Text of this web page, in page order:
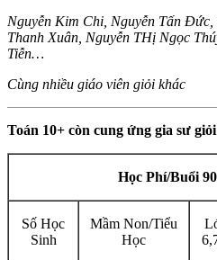
Nguyễn Kim Chi, Nguyễn Tấn
Thanh Xuân, Nguyễn THị Ngọc
Tiễn…
Cùng nhiều giáo viên giỏi khác
Toán 10+ còn cung ứng gia sư
Học Phí/Buổi
Số Học
Sinh
Mầm Non/Tiểu
Học